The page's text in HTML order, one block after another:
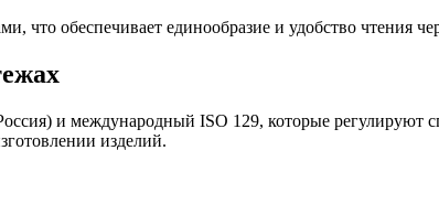
что обеспечивает единообразие и удобство чтения
и международный ISO 129, которые
изделий.